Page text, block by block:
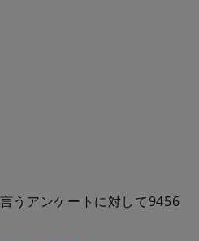
うアンケートに対して9456